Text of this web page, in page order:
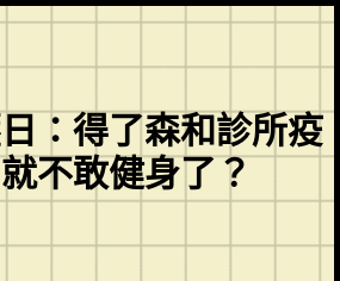
：得了森和診所疫
不敢健身了？